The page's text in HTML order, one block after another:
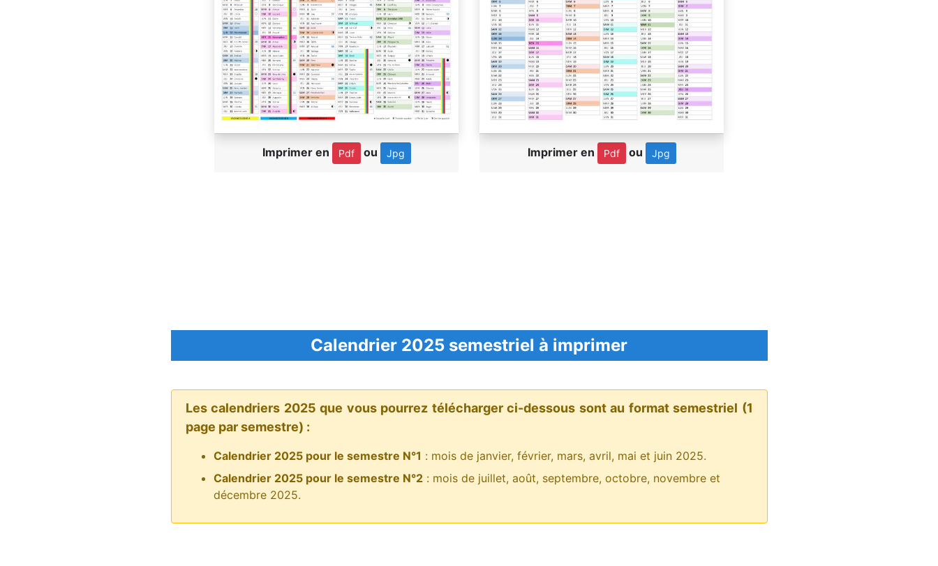
Imprimer en Pdf ou Jpg Imprimer en Pdf ou Jpg
Calendrier 2025 semestriel à imprimer
Les calendriers 2025 que vous pourrez télécharger ci-dessous sont au format semestriel (1
page par semestre) :
Calendrier 2025 pour le semestre N°1 : mois de janvier, février, mars, avril, mai et juin 2025.
Calendrier 2025 pour le semestre N°2: mois de juillet, août, septembre, octobre, novembre et
décembre 2025.